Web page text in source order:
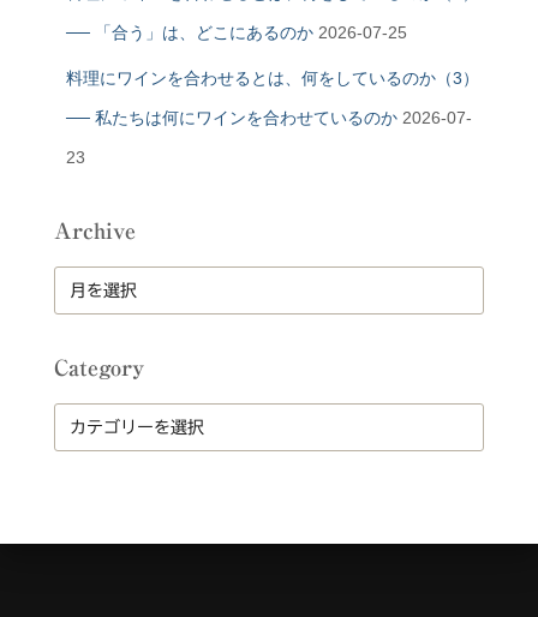
── 「合う」は、どこにあるのか 2026-07-25
料理にワインを合わせるとは、何をしているのか（3）
── 私たちは何にワインを合わせているのか 2026-07-
23
Archive
h
v
Category
o